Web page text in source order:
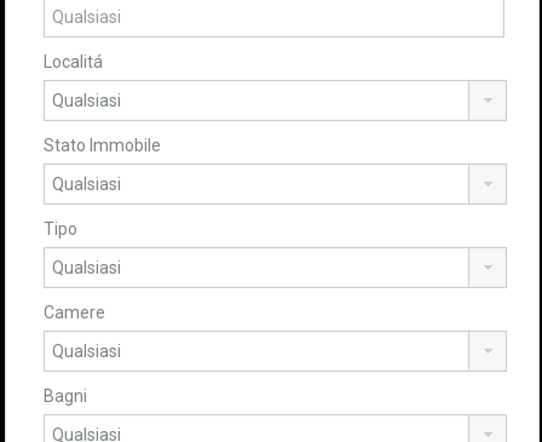
Localitá
Stato Immobile
Tipo
Camere
Bagni